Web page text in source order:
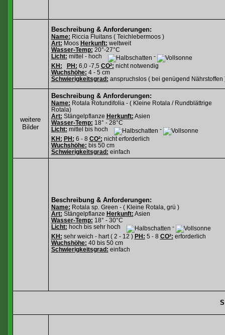
Beschreibung & Anforderungen:
Name: Riccia Fluitans ( Teichlebermoos )
Art: Moos Herkunft: weltweit
Wasser-Temp: 20°-27°C
Licht: mittel - hoch
-
KH:
PH: 6,0 -7,5 CO²: nicht notwendig
Wuchshöhe: 4 - 5 cm
Schwierigkeitsgrad: anspruchslos ( bei genügend Nährstoffen
weitere
Bilder
Beschreibung & Anforderungen:
Name: Rotala Rotundifolia - ( Kleine Rotala / Rundblättrige
Rotala)
Art: Stängelpflanze Herkunft: Asien
Wasser-Temp: 18° - 28°C
Licht: mittel bis hoch
-
KH: PH: 6 - 8 CO²: nicht erforderlich
Wuchshöhe: bis 50 cm
Schwierigkeitsgrad: einfach
Beschreibung & Anforderungen:
Name: Rotala sp. Green - ( Kleine Rotala, grü )
Art: Stängelpflanze Herkunft: Asien
Wasser-Temp: 18° - 30°C
Licht: hoch bis sehr hoch
-
KH: sehr weich - hart ( 2 - 12 ) PH: 5 - 8 CO²: erforderlich
Wuchshöhe: 40 bis 50 cm
Schwierigkeitsgrad: einfach
S